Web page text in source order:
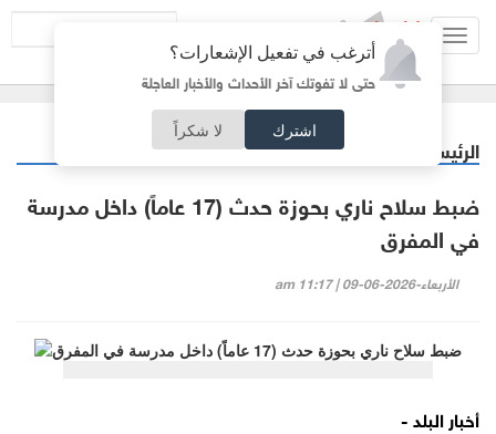
أترغب في تفعيل الإشعارات؟
حتى لا تفوتك آخر الأحداث والأخبار العاجلة
اشترك لا شكراً
الرئيسية خبر وصورة
ضبط سلاح ناري بحوزة حدث (17 عاماً) داخل مدرسة
في المفرق
الأربعاء-2026-06-09 | 11:17 am
أخبار البلد -